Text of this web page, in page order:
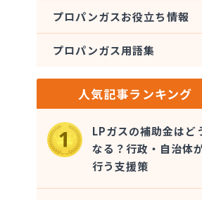
プロパンガスお役立ち情報
プロパンガス用語集
人気記事ランキング
LPガスの補助金はど
なる？行政・自治体
行う支援策